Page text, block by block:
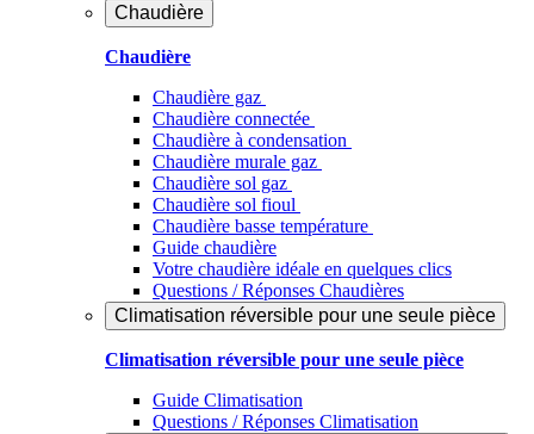
Chaudière
Chaudière
Chaudière gaz
Chaudière connectée
Chaudière à condensation
Chaudière murale gaz
Chaudière sol gaz
Chaudière sol fioul
Chaudière basse température
Guide chaudière
Votre chaudière idéale en quelques clics
Questions / Réponses Chaudières
Climatisation réversible pour une seule pièce
Climatisation réversible pour une seule pièce
Guide Climatisation
Questions / Réponses Climatisation